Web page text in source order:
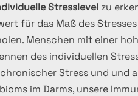
Stresslevel zu
für das Maß des
Menschen mit einer
des individuellen
Stress und und
im Darms, unsere